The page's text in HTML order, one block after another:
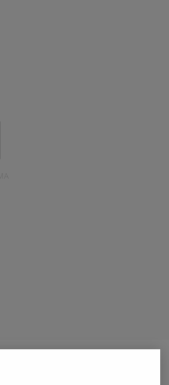
Polski w